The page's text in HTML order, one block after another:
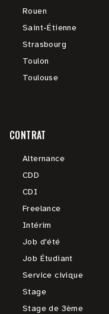
Rouen
Saint-Étienne
Strasbourg
Toulon
Toulouse
CONTRAT
Alternance
CDD
CDI
Freelance
Intérim
Job d'été
Job Étudiant
Service civique
Stage
Stage de 3ème